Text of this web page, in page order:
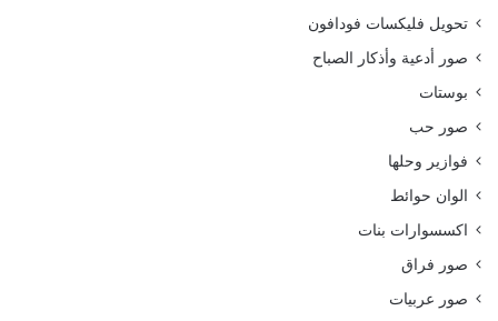
تحويل فليكسات فودافون
صور أدعية وأذكار الصباح
بوستات
صور حب
فوازير وحلها
الوان حوائط
اكسسوارات بنات
صور فراق
صور عربيات